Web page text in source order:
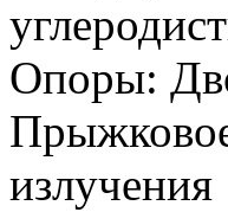
Опоры:
излучения